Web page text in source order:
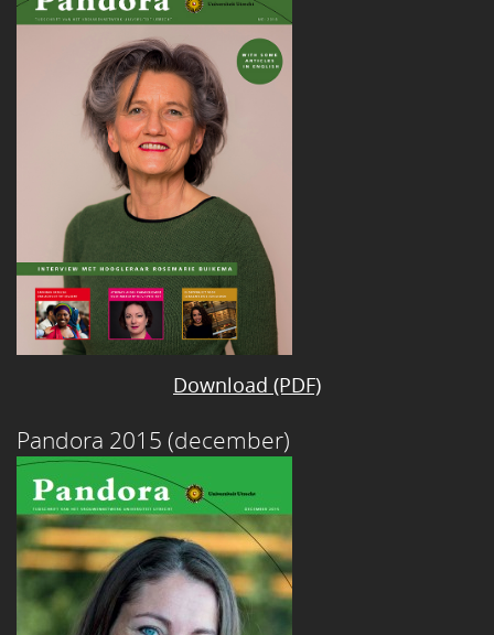
Download (PDF)
Pandora 2015 (december)